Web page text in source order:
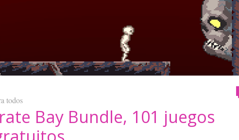
todos
Bay Bundle, 101 juegos